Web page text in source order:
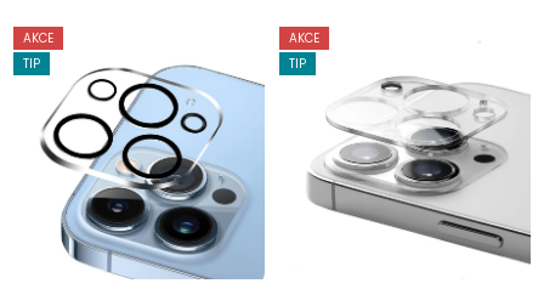
AKCE
TIP
AKCE
TIP